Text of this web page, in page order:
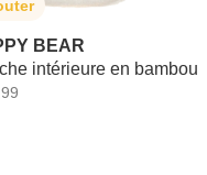
Ajouter
SOPHIE LA GIRAFE
Sophie la girafe